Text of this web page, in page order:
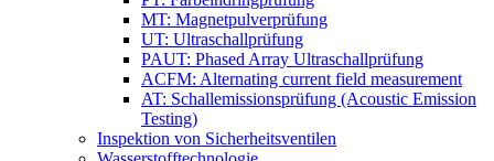
MT: Magnetpulverprüfung
UT: Ultraschallprüfung
PAUT: Phased Array Ultraschallprüfung
ACFM: Alternating current field measurement
AT: Schallemissionsprüfung (Acoustic Emission
Testing)
Inspektion von Sicherheitsventilen